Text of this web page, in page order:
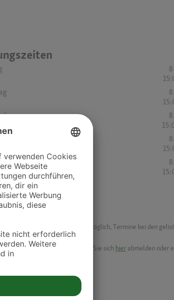
Dr. Fressnapf ist es nicht möglich, Termine bei den
Praxis oder Klinik.
ändern möchten, können Sie sich hier abmelden oder